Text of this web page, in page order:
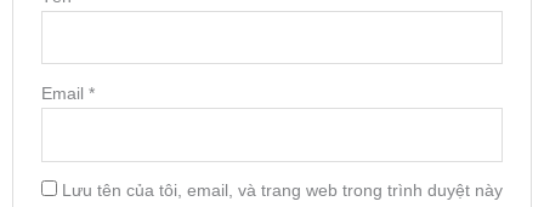
Email *
Lưu tên của tôi, email, và trang web trong trình duyệt này